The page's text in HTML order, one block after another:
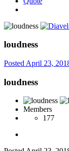
loudness
Posted April 23,
loudness
Members
177